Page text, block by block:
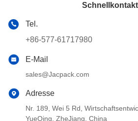
Schnellkontakt
Tel.
+86-577-61717980
E-Mail
sales@Jacpack.com
Adresse
Nr. 189, Wei 5 Rd,
YueQing, ZheJiang, China